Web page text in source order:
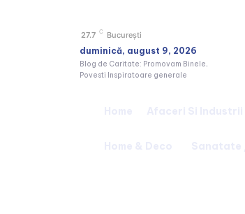
27.7 C București
duminică, august 9, 2026
Blog de Caritate: Promovam Binele,
Povesti Inspiratoare generale